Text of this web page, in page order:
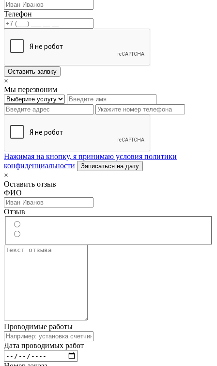
Телефон
Оставить заявку
×
Мы перезвоним
Нажимая на кнопку, я принимаю условия политики
конфиденциальности
Записаться на дату
×
Оставить отзыв
ФИО
Отзыв
Проводимые работы
Дата проводимых работ